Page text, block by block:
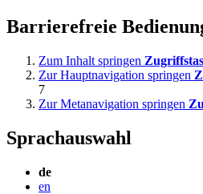
Barrierefreie
Zum Inhalt springen
Zur Hauptnavigation springen
7
Zur Metanavigation springen
Sprachauswahl
de
en